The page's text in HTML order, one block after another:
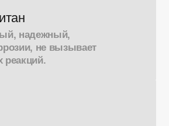
надежный,
не вызывает
реакций.